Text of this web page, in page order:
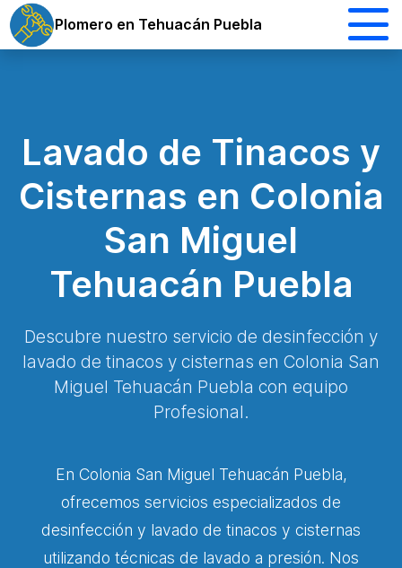
Plomero en Tehuacán Puebla
Lavado de Tinacos y
Cisternas en Colonia
San Miguel
Tehuacán Puebla
Descubre nuestro servicio de desinfección y
lavado de tinacos y cisternas en Colonia San
Miguel Tehuacán Puebla con equipo
Profesional.
En Colonia San Miguel Tehuacán Puebla,
ofrecemos servicios especializados de
desinfección y lavado de tinacos y cisternas
utilizando técnicas de lavado a presión. Nos